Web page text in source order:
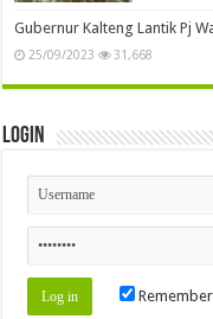
Gubernur Kalteng Lantik Pj
25/09/2023 31,668
Login